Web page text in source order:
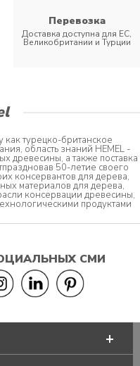
Перевозка
Доставка доступна для ЕС,
Великобритании и Турции
как турецко-британское
область знаний HEMEL -
древесины, а также поставка
50-летие своего
консервантов для дерева,
материалов для дерева,
консервации древесины,
продуктами
СМИ